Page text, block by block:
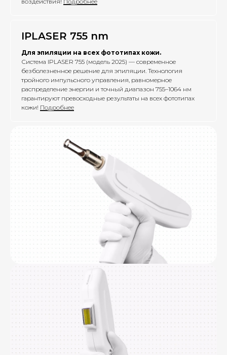
IPLASER 755 nm
Для эпиляции на всех фототипах кожи.
Система IPLASER 755 (модель 2025) — современное
безболезненное решение для эпиляции. Технология
тройного импульсного управления, равномерное
распределение энергии и точный диапазон 755–1064 нм
гарантируют превосходные результаты на всех фототипах
кожи! Подробнее